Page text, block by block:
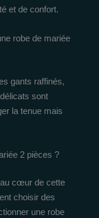
et de confort.
robe de mariée
gants raffinés,
sont
la tenue mais
2 pièces ?
cœur de cette
choisir des
une robe